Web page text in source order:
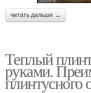
читать дальше →
Теплый
руками.
плинтусного